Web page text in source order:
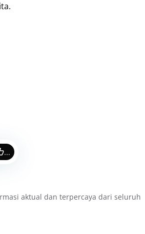
...
aktual dan terpercaya dari seluruh